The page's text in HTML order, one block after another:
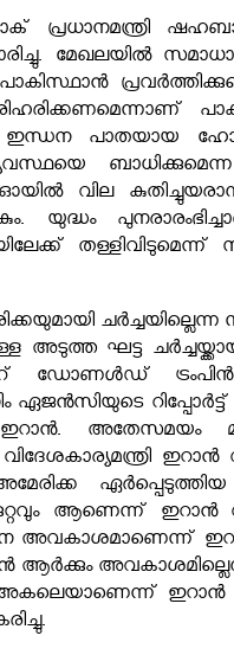
പ്രധാനമന്ത്രി
മേഖലയിൽ
ഇന്ധന പാതയായ
വില
യുദ്ധം
തള്ളിവിടുമെന്ന്
അടുത്ത ഘട്ട
ട്രംപിന്‍റെ
റിപ്പോർട്ട്
ഇറാൻ. അതേസമയം
ഇറാൻ
ആണെന്ന് ഇറാൻ
അവകാശമാണെന്ന്
ആർക്കും
ഇറാൻ